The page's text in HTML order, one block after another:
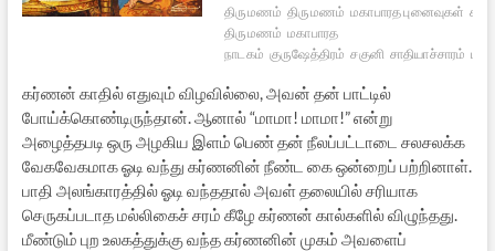
திருமணம் திருமணம் மகாபாரத புனைவுகள்
திருமணம் மகாபாரத
நாடகம் குருஷேத்திரம் சகுனி சாதியாச்சாரம்
கர்ணன் காதில் எதுவும் விழவில்லை, அவன் தன் பாட்டில்
போய்க்கொண்டிருந்தான். ஆனால் “மாமா! மாமா!” என்று
அழைத்தபடி ஒரு அழகிய இளம் பெண் தன் நீலப்பட்டாடை சலசலக்க
வேகவேகமாக ஓடி வந்து கர்ணனின் நீண்ட கை ஒன்றைப் பற்றினாள்.
பாதி அலங்காரத்தில் ஓடி வந்ததால் அவள் தலையில் சரியாக
செருகப்படாத மல்லிகைச் சரம் கீழே கர்ணன் கால்களில் விழுந்தது.
மீண்டும் புற உலகத்துக்கு வந்த கர்ணனின் முகம் அவளைப்